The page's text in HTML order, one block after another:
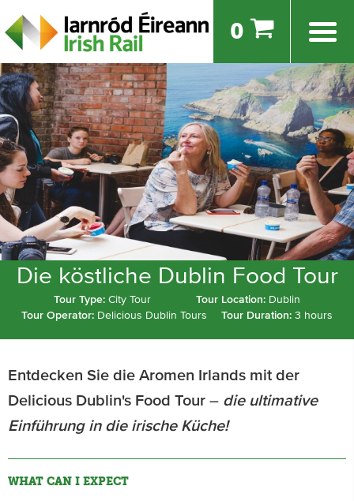
0
Die köstliche Dublin Food Tour
Tour Type: City Tour Tour Location: Dublin
Tour Operator: Delicious Dublin Tours Tour Duration: 3 hours
Entdecken Sie die Aromen Irlands mit der
Delicious Dublin's Food Tour – die ultimative
Einführung in die irische Küche!
WHAT CAN I EXPECT